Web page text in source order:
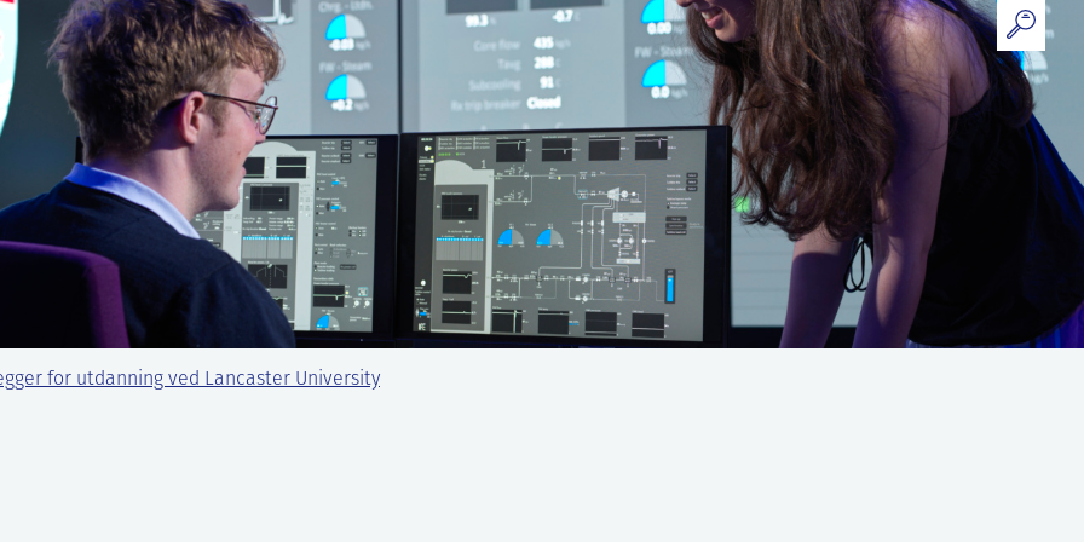
for utdanning ved Lancaster University